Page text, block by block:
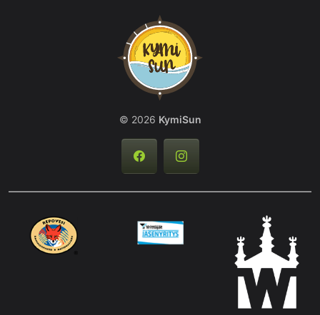
© 2026 KymiSun